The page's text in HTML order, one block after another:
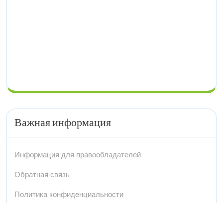
Важная информация
Информация для правообладателей
Обратная связь
Политика конфиденциальности